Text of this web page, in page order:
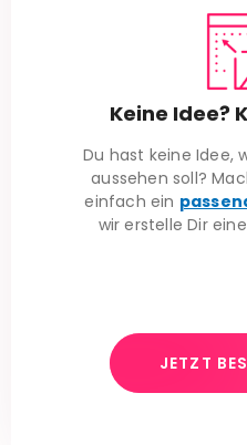
Keine Idee?
Du hast keine Idee,
aussehen soll?
einfach ein
wir erstelle Dir
JETZT